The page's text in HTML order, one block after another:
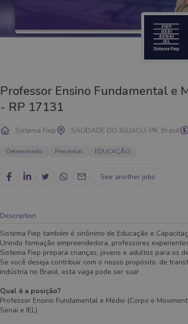
Professor Ensino Fundamental e
- RP 17131
Sistema Fiep SAUDADE DO IGUACU, PR, Brasil
Determinado Presential EDUCAÇÃO
See another jobs
Description
Sistema Fiep também é sinônimo de Educação e
Unindo formação empreendedora, professores
Sistema Fiep prepara crianças, jovens e adultos para os
Se você deseja contribuir com o nosso propósito, de
indústria no Brasil, esta vaga pode ser sua!
Qual é a posição?
Professor Ensino Fundamental e Médio (Corpo e
Senai e IEL)